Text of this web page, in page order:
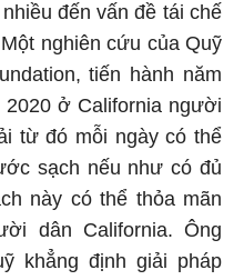
đến vấn đề tái chế
nghiên cứu của Quỹ
tiến hành năm
2020 ở California người
từ đó mỗi ngày có thể
sạch nếu như có đủ
này có thể thỏa mãn
dân California. Ông
khẳng định giải pháp